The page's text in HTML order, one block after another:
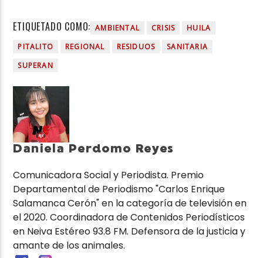
ETIQUETADO COMO: AMBIENTAL CRISIS
HUILA
PITALITO
REGIONAL RESIDUOS
SANITARIA
SUPERAN
Daniela Perdomo Reyes
Comunicadora Social y Periodista. Premio
Departamental de Periodismo "Carlos Enrique
Salamanca Cerón" en la categoría de televisión en
el 2020. Coordinadora de Contenidos Periodísticos
en Neiva Estéreo 93.8 FM. Defensora de la justicia y
amante de los animales.